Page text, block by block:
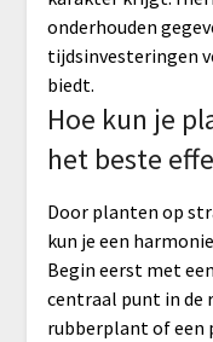
onderhouden
tijdsinvesteringen
biedt.
Hoe kun je
het beste
Door planten op
kun je een
Begin eerst met
centraal punt in de
rubberplant of een